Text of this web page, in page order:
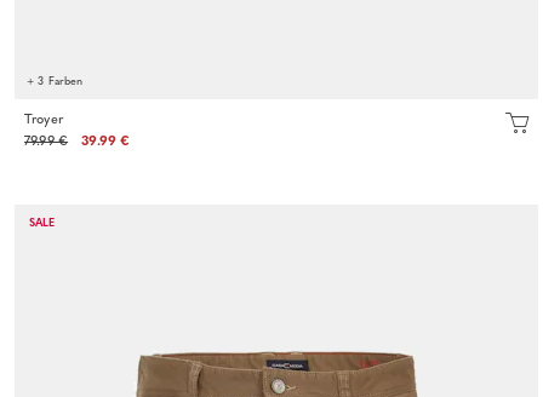
+ 3 Farben
Troyer
79.99 €
39.99 €
SALE